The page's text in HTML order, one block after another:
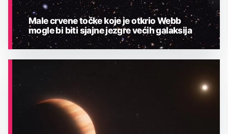
Male crvene točke koje je otkrio Webb
mogle bi biti sjajne jezgre većih galaksija